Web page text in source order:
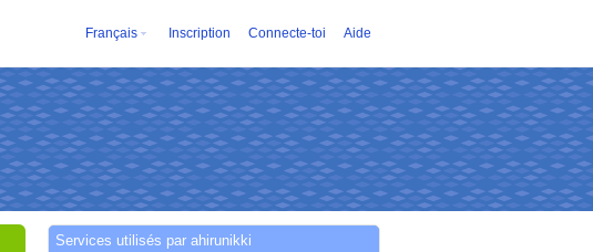
Français Inscription Connecte-toi Aide
Services utilisés par ahirunikki